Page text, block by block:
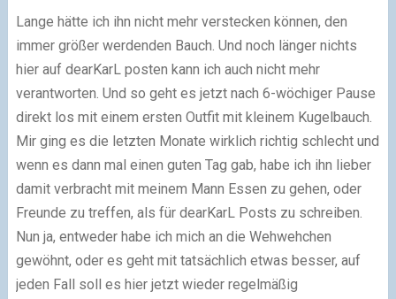
Lange hätte ich ihn nicht mehr verstecken können, den
immer größer werdenden Bauch. Und noch länger nichts
hier auf dearKarL posten kann ich auch nicht mehr
verantworten. Und so geht es jetzt nach 6-wöchiger Pause
direkt los mit einem ersten Outfit mit kleinem Kugelbauch.
Mir ging es die letzten Monate wirklich richtig schlecht und
wenn es dann mal einen guten Tag gab, habe ich ihn lieber
damit verbracht mit meinem Mann Essen zu gehen, oder
Freunde zu treffen, als für dearKarL Posts zu schreiben.
Nun ja, entweder habe ich mich an die Wehwehchen
gewöhnt, oder es geht mit tatsächlich etwas besser, auf
jeden Fall soll es hier jetzt wieder regelmäßig